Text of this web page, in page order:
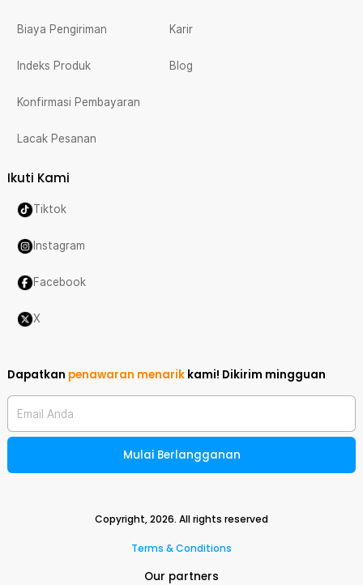
Biaya Pengiriman
Indeks Produk
Konfirmasi Pembayaran
Lacak Pesanan
Karir
Blog
Ikuti Kami
Tiktok
Instagram
Facebook
X
Dapatkan penawaran menarik kami! Dikirim mingguan
Email Anda
Mulai Berlangganan
Copyright,2026. All rights reserved
Terms & Conditions
Our partners